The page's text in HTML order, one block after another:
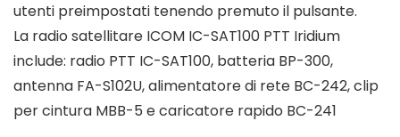
utenti preimpostati tenendo premuto il pulsante.
La radio satellitare ICOM IC-SAT100 PTT Iridium
include: radio PTT IC-SAT100, batteria BP-300,
antenna FA-S102U, alimentatore di rete BC-242, clip
per cintura MBB-5 e caricatore rapido BC-241